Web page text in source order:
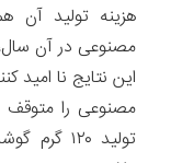
هزینه تولید آن
این نتایج نا امید